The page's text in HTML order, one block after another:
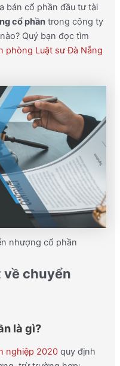
bán cổ phần đầu tư tài
cổ phầntrong công ty
Quý bạn đọc tìm
phòng Luật sư Đà Nẵng
nhượng cổ phần
về chuyển
là gì?
nghiệp 2020quy định